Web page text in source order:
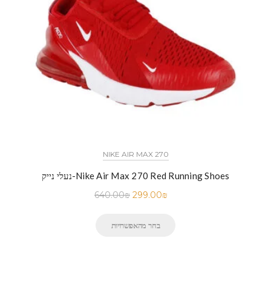
NIKE AIR MAX 270
נעלי נייק-Nike Air Max 270 Red Running Shoes
640.00₪ 299.00₪
בחר מהאפשרויות